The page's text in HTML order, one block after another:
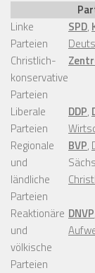
Linke
Parteien
SPD,
Christlich-
konservative
Parteien
Liberale
Parteien
DDP,
Regionale
und
ländliche
Parteien
BVP,
Reaktionäre
und
völkische
Parteien
DNVP